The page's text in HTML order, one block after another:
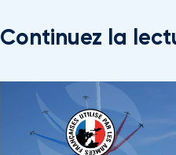
Continuez la